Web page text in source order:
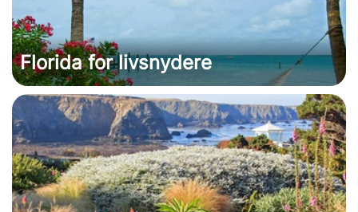
Florida for livsnydere